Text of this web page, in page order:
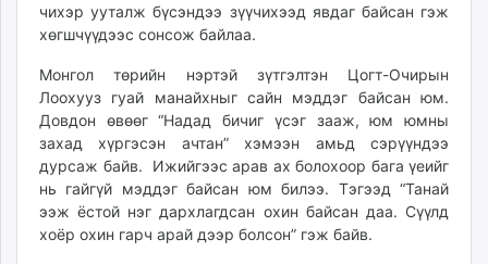
чихэр ууталж бүсэндээ зүүчихээд явдаг байсан гэж
хөгшчүүдээс сонсож байлаа.
Монгол төрийн нэртэй зүтгэлтэн Цогт-Очирын
Лоохууз гуай манайхныг сайн мэддэг байсан юм.
Довдон өвөөг “Надад бичиг үсэг зааж, юм юмны
захад хүргэсэн ачтан” хэмээн амьд сэрүүндээ
дурсаж байв. Ижийгээс арав ах болохоор бага үеийг
нь гайгүй мэддэг байсан юм билээ. Тэгээд “Танай
ээж ёстой нэг дархлагдсан охин байсан даа. Сүүлд
хоёр охин гарч арай дээр болсон” гэж байв.